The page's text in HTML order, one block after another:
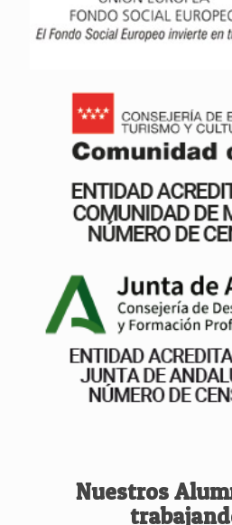
Nuestros